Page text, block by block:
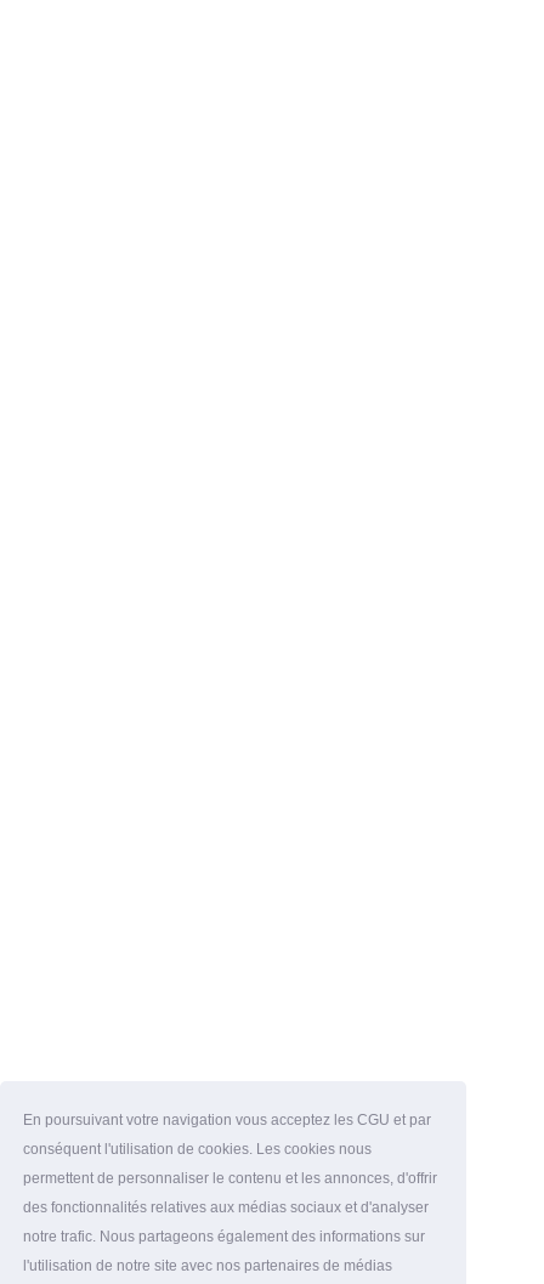
En poursuivant votre navigation vous acceptez les CGU et par
conséquent l'utilisation de cookies. Les cookies nous
permettent de personnaliser le contenu et les annonces, d'offrir
des fonctionnalités relatives aux médias sociaux et d'analyser
notre trafic. Nous partageons également des informations sur
l'utilisation de notre site avec nos partenaires de médias